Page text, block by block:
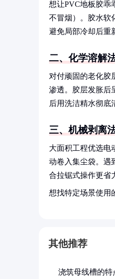
想让PVC地板胶乖
不冒烟）。胶水软
避免局部冷却后重
二、化学溶解
对付顽固的老化胶
渗透。胶层发胀后
后用洗洁精水彻底
三、机械剥离
大面积工程优选电
动卷入集尘袋。遇
合拉锯式操作更省
想找特定场景使用
其他推荐
浇筑母线槽的特